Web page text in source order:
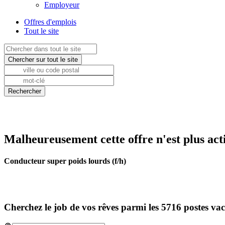
Employeur
Offres d'emplois
Tout le site
Malheureusement cette offre n'est plus
Conducteur super poids lourds (f/h)
Cherchez le job de vos rêves parmi les 5716 postes